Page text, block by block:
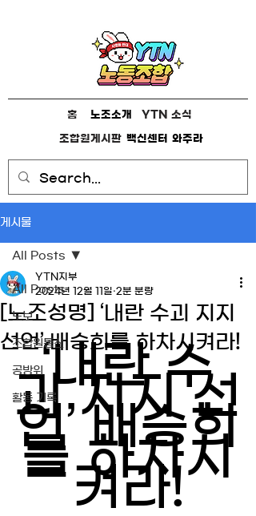
홈 YTN 소식
조합원게시판 와주라
백신센터
노조소개
게시물
All Posts
노보
조합원통신
공방위
활동 기록
All Posts
[노조성명] ‘내란 수괴 지지
선언’ 배승희를 하차시켜라!
YTN지부
2024년 12월 11일 2분 분량
‘내란 수
괴 지지 선
언’ 배승희
를 하차시
켜라!